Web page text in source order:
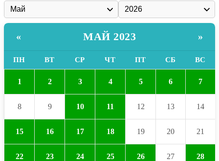
« МАЙ 2023 »
ПН ВТ СР ЧТ ПТ СБ ВС
1 2 3 4 5 6 7
8 9 10 11 12 13 14
15 16 17 18 19 20 21
22 23 24 25 26 27 28